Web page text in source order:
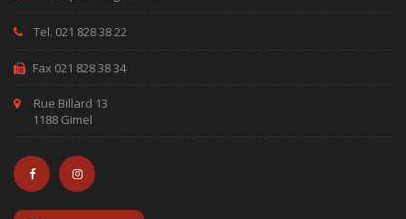
Tel. 021 828 38 22
Fax 021 828 38 34
Rue Billard 13
1188 Gimel